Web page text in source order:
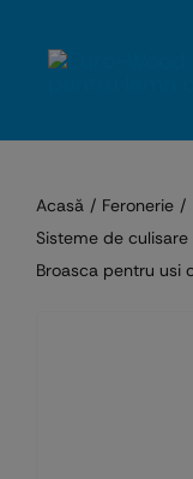
Acasă Feronerie
Sisteme de culisare
Broasca pentru usi